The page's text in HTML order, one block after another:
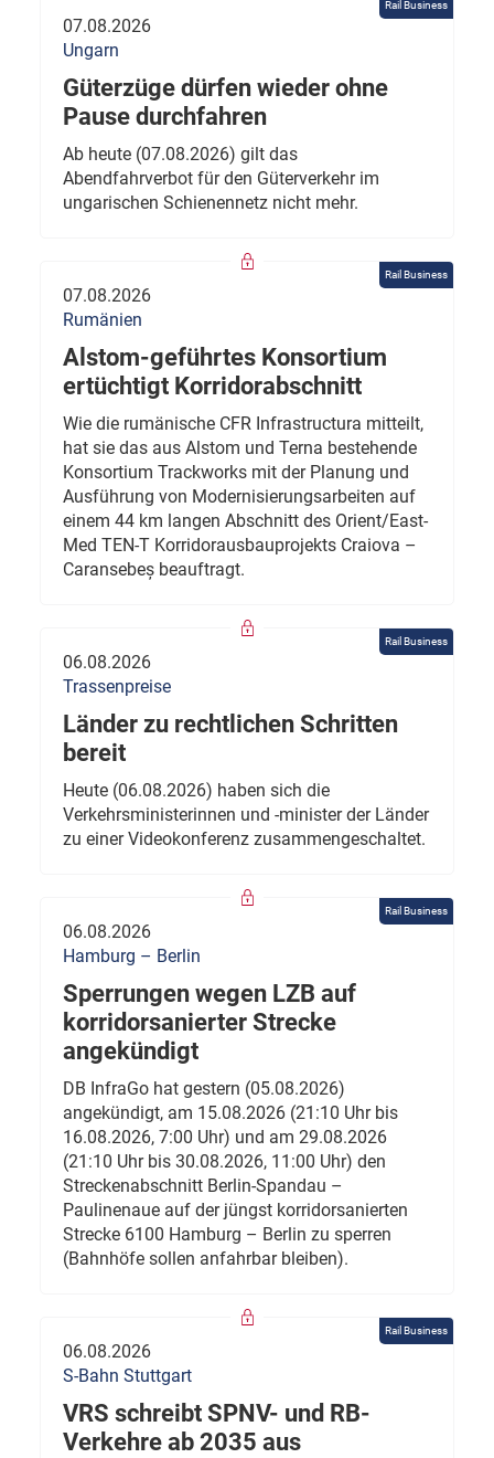
Rail Business
07.08.2026
Ungarn
Güterzüge dürfen wieder ohne
Pause durchfahren
Ab heute (07.08.2026) gilt das
Abendfahrverbot für den Güterverkehr im
ungarischen Schienennetz nicht mehr.
Rail Business
07.08.2026
Rumänien
Alstom-geführtes Konsortium
ertüchtigt Korridorabschnitt
Wie die rumänische CFR Infrastructura mitteilt,
hat sie das aus Alstom und Terna bestehende
Konsortium Trackworks mit der Planung und
Ausführung von Modernisierungsarbeiten auf
einem 44 km langen Abschnitt des Orient/East-
Med TEN-T Korridorausbauprojekts Craiova –
Caransebeș beauftragt.
Rail Business
06.08.2026
Trassenpreise
Länder zu rechtlichen Schritten
bereit
Heute (06.08.2026) haben sich die
Verkehrsministerinnen und -minister der Länder
zu einer Videokonferenz zusammengeschaltet.
Rail Business
06.08.2026
Hamburg – Berlin
Sperrungen wegen LZB auf
korridorsanierter Strecke
angekündigt
DB InfraGo hat gestern (05.08.2026)
angekündigt, am 15.08.2026 (21:10 Uhr bis
16.08.2026, 7:00 Uhr) und am 29.08.2026
(21:10 Uhr bis 30.08.2026, 11:00 Uhr) den
Streckenabschnitt Berlin-Spandau –
Paulinenaue auf der jüngst korridorsanierten
Strecke 6100 Hamburg – Berlin zu sperren
(Bahnhöfe sollen anfahrbar bleiben).
Rail Business
06.08.2026
S-Bahn Stuttgart
VRS schreibt SPNV- und RB-
Verkehre ab 2035 aus